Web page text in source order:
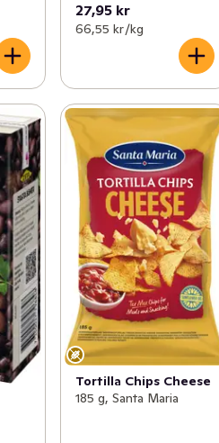
27,95 kr
66,55 kr /kg
Tortilla Chips Cheese
185 g, Santa Maria